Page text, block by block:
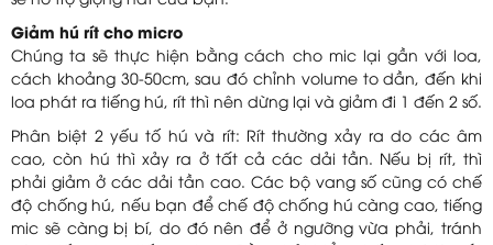
Giảm hú rít cho micro
Chúng ta sẽ thực hiện bằng cách cho mic lại gần với loa,
cách khoảng 30-50cm, sau đó chỉnh volume to dần, đến khi
loa phát ra tiếng hú, rít thì nên dừng lại và giảm đi 1 đến 2 số.
Phân biệt 2 yếu tố hú và rít: Rít thường xảy ra do các âm
cao, còn hú thì xảy ra ở tất cả các dải tần. Nếu bị rít, thì
phải giảm ở các dải tần cao. Các bộ vang số cũng có chế
độ chống hú, nếu bạn để chế độ chống hú càng cao, tiếng
mic sẽ càng bị bí, do đó nên để ở ngưỡng vừa phải, tránh